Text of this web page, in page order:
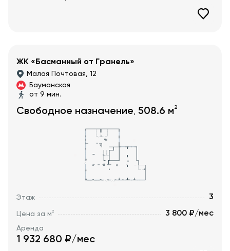
ЖК «Басманный от Гранель»
Малая Почтовая, 12
Бауманская
от 9 мин.
Свободное назначение 508.6 м2
Этаж 3
Цена за м2 3 800 ₽/мес
Аренда
1 932 680 ₽/мес